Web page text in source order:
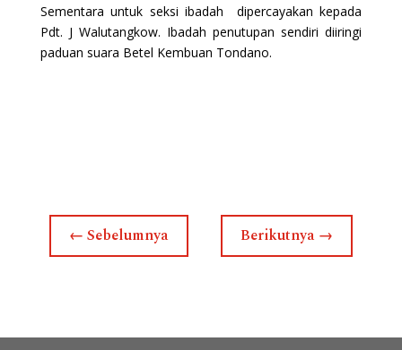
Sementara untuk seksi ibadah dipercayakan kepada
Pdt. J Walutangkow. Ibadah penutupan sendiri diiringi
paduan suara Betel Kembuan Tondano.
← Sebelumnya Berikutnya →